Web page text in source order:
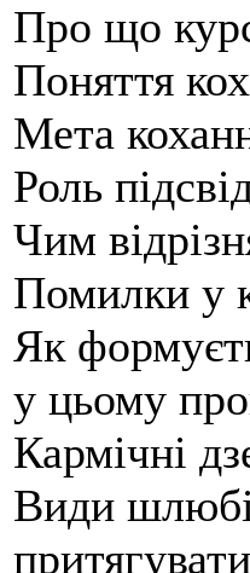
Про що
Поняття
Мета
Роль
Чим
Помилки у
Як
у цьому
Кармічні
Види